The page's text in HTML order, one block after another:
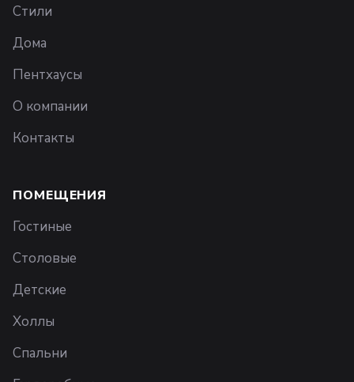
Стили
Дома
Пентхаусы
О компании
Контакты
ПОМЕЩЕНИЯ
Гостиные
Столовые
Детские
Холлы
Спальни